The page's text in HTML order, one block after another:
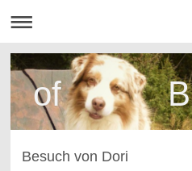
of
Besuch von Dori